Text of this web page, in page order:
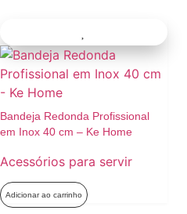
Bandeja Redonda Profissional
em Inox 40 cm – Ke Home
Acessórios para servir
Adicionar ao carrinho